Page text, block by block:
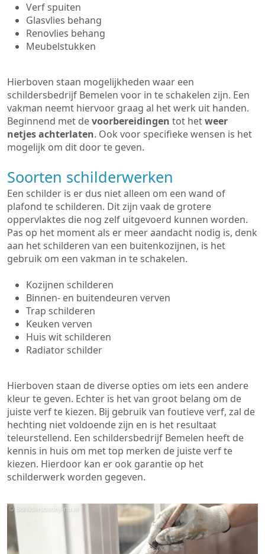
Verf spuiten
Glasvlies behang
Renovlies behang
Meubelstukken
Hierboven staan mogelijkheden waar een
schildersbedrijf Bemelen voor in te schakelen zijn. Een
vakman neemt hiervoor graag al het werk uit handen.
Beginnend met devoorbereidingen tot hetweer
netjes achterlaten. Ook voor specifieke wensen is het
mogelijk om dit door te geven.
Soorten schilderwerken
Een schilder is er dus niet alleen om een wand of
plafond te schilderen. Dit zijn vaak de grotere
oppervlaktes die nog zelf uitgevoerd kunnen worden.
Pas op het moment als er meer aandacht nodig is, denk
aan het schilderen van een buitenkozijnen, is het
gebruik om een vakman in te schakelen.
Kozijnen schilderen
Binnen- en buitendeuren verven
Trap schilderen
Keuken verven
Huis wit schilderen
Radiator schilder
Hierboven staan de diverse opties om iets een andere
kleur te geven. Echter is het van groot belang om de
juiste verf te kiezen. Bij gebruik van foutieve verf, zal de
hechting niet voldoende zijn en is het resultaat
teleurstellend. Een schildersbedrijf Bemelen heeft de
kennis in huis om met top merken de juiste verf te
kiezen. Hierdoor kan er ook garantie op het
schilderwerk worden gegeven.